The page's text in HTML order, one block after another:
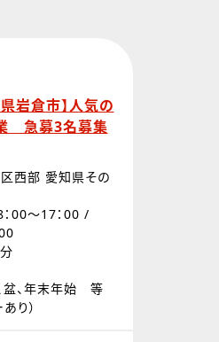
岩倉市】人気の
急募3名募集
西部 愛知県その
00～17：00 /
盆、年末年始 等
り）